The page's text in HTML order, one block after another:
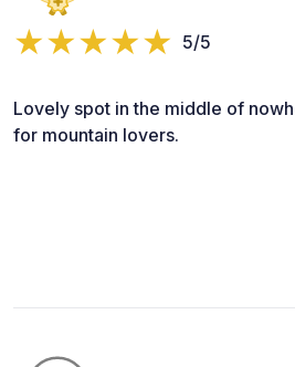
5/5
Lovely spot in the middle of
for mountain lovers.